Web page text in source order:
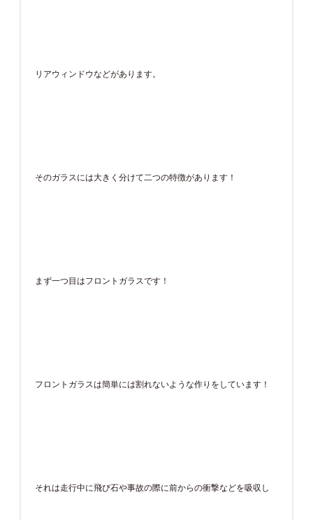
リアウィンドウなどがあります。
そのガラスには大きく分けて二つの特徴があります！
まず一つ目はフロントガラスです！
フロントガラスは簡単には割れないような作りをしています！
それは走行中に飛び石や事故の際に前からの衝撃などを吸収し